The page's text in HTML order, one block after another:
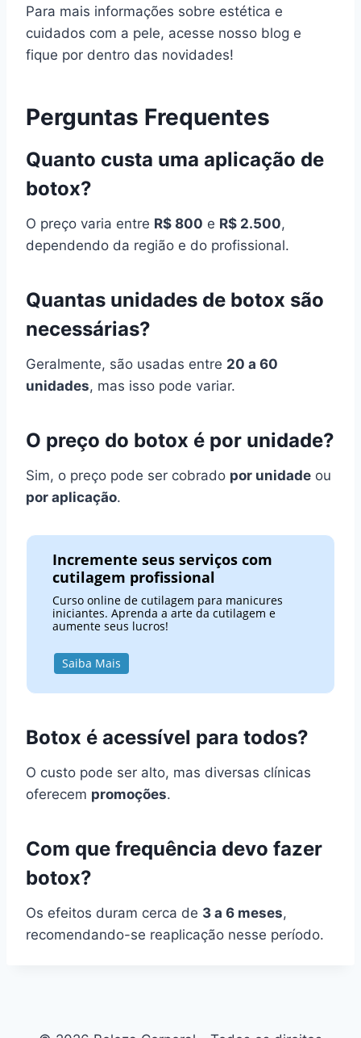
Para mais informações sobre estética e
cuidados com a pele, acesse nosso blog e
fique por dentro das novidades!
Perguntas Frequentes
Quanto custa uma aplicação de
botox?
O preço varia entre R$ 800 e R$ 2.500,
dependendo da região e do profissional.
Quantas unidades de botox são
necessárias?
Geralmente, são usadas entre 20 a 60
unidades, mas isso pode variar.
O preço do botox é por unidade?
Sim, o preço pode ser cobrado por unidade ou
por aplicação.
Incremente seus serviços com
cutilagem profissional
Curso online de cutilagem para manicures
iniciantes. Aprenda a arte da cutilagem e
aumente seus lucros!
Saiba Mais
Botox é acessível para todos?
O custo pode ser alto, mas diversas clínicas
oferecem promoções.
Com que frequência devo fazer
botox?
Os efeitos duram cerca de 3 a 6 meses,
recomendando-se reaplicação nesse período.